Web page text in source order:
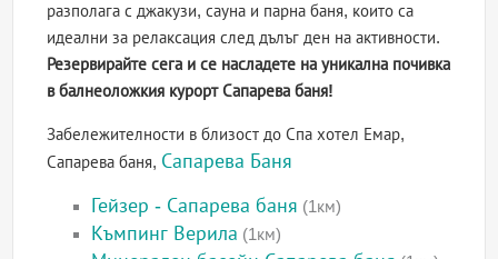
разполага с джакузи, сауна и парна баня, които са
идеални за релаксация след дълъг ден на активности.
Резервирайте сега и се насладете на уникална почивка
в балнеоложкия курорт Сапарева баня!
Забележителности в близост до Спа хотел Емар,
Сапарева баня, Сапарева Баня
Гейзер - Сапарева баня (1км)
Къмпинг Верила (1км)